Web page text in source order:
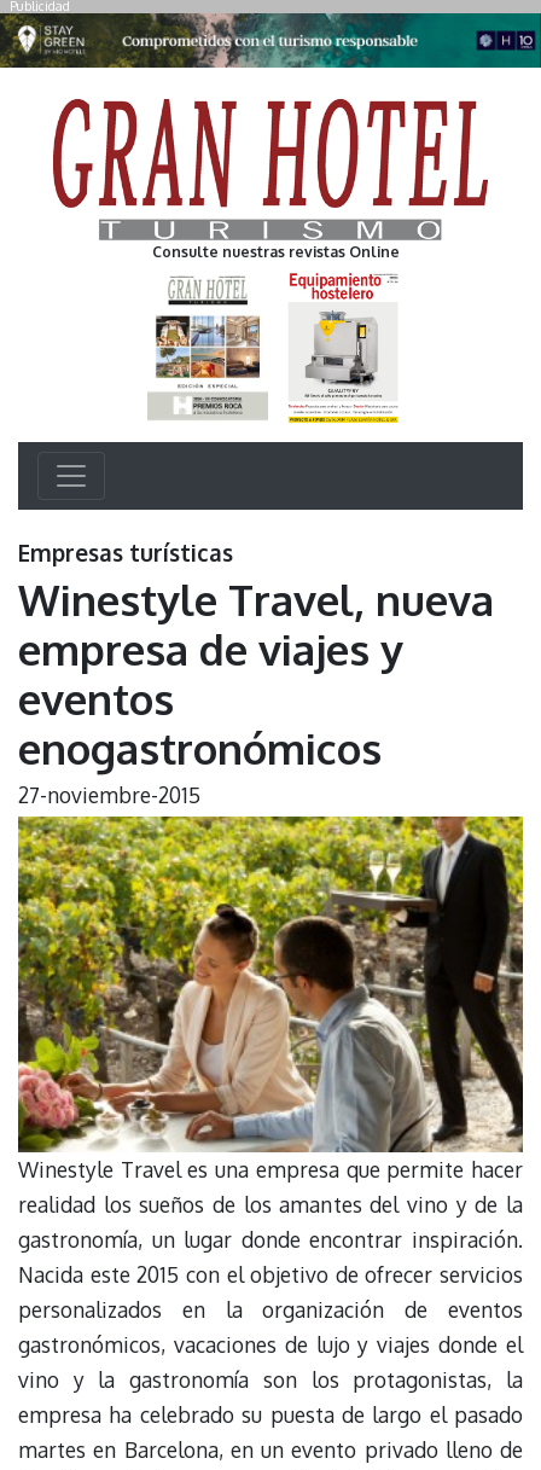
Publicidad
Consulte nuestras revistas Online
Empresas turísticas
Winestyle Travel, nueva
empresa de viajes y
eventos
enogastronómicos
27-noviembre-2015
Winestyle Travel es una empresa que permite hacer
realidad los sueños de los amantes del vino y de la
gastronomía, un lugar donde encontrar inspiración.
Nacida este 2015 con el objetivo de ofrecer servicios
personalizados en la organización de eventos
gastronómicos, vacaciones de lujo y viajes donde el
vino y la gastronomía son los protagonistas, la
empresa ha celebrado su puesta de largo el pasado
martes en Barcelona, en un evento privado lleno de